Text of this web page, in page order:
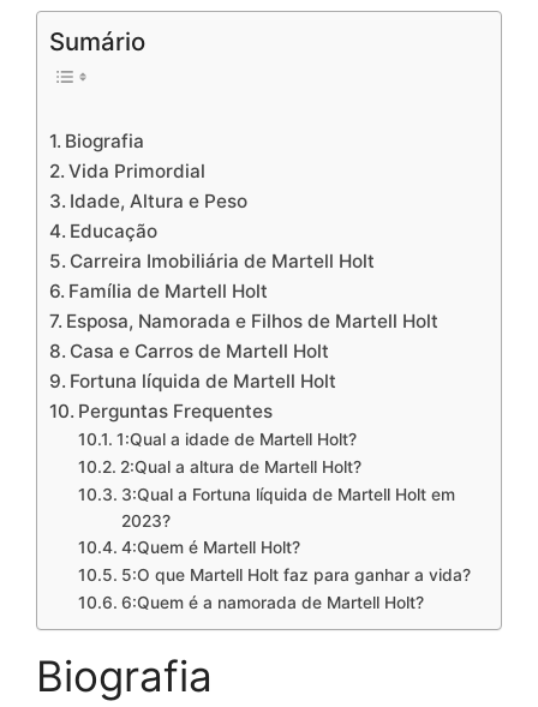
Sumário
Biografia
Vida Primordial
Idade, Altura e Peso
Educação
Carreira Imobiliária de Martell Holt
Família de Martell Holt
Esposa, Namorada e Filhos de Martell Holt
Casa e Carros de Martell Holt
Fortuna líquida de Martell Holt
Perguntas Frequentes
1:Qual a idade de Martell Holt?
2:Qual a altura de Martell Holt?
3:Qual a Fortuna líquida de Martell Holt em
2023?
4:Quem é Martell Holt?
5:O que Martell Holt faz para ganhar a vida?
6:Quem é a namorada de Martell Holt?
Biografia